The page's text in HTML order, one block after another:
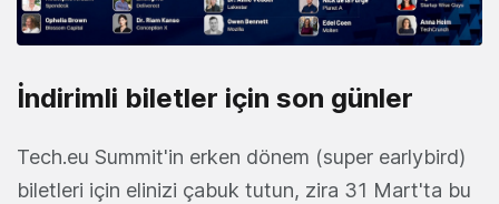
İndirimli biletler için son günler
Tech.eu Summit'in erken dönem (super earlybird)
biletleri için elinizi çabuk tutun, zira 31 Mart'ta bu